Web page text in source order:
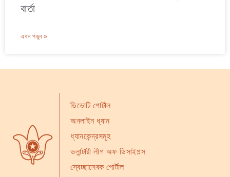
বার্তা
এখন পড়ুন »
ডিভোটি পোর্টাল
অনলাইন ধ্যান
ধ্যানকেন্দ্রসমূহ
ভলান্টারী লীগ অফ ডিসাইপল্স
স্বেচ্ছাসেবক পোর্টাল